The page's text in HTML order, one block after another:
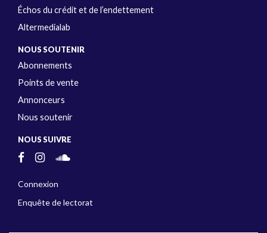
Échos du crédit et de l’endettement
Altermedialab
NOUS SOUTENIR
Abonnements
Points de vente
Annonceurs
Nous soutenir
NOUS SUIVRE
Connexion
Enquête de lectorat